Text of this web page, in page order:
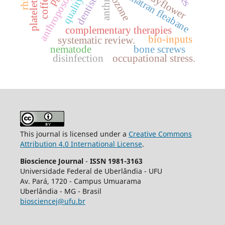
sumatran fleabane
complementary therapies
systematic review.
bone screws
ozone
coffea
nematode
disinfection occupational stress.
bio-inputs
This journal is licensed under a Creative Commons
Attribution 4.0 International License.
Bioscience Journal - ISSN 1981-3163
Universidade Federal de Uberlândia - UFU
Av. Pará, 1720 - Campus Umuarama
Uberlândia - MG - Brasil
biosciencej@ufu.br